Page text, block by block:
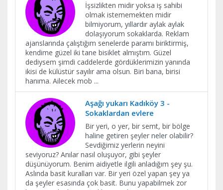
İşsizlikten midir yoksa iş sahibi
olmak istememekten midir
bilmiyorum, yıllardır aylak aylak
dolaşıyorum sokaklarda. Reklam
ajanslarında çalıştığım senelerde paramı biriktirmiş,
kendime güzel iki tane bisiklet almıştım. Güzel
dediysem şimdi caddelerde gördüklerimizin yanında
ikisi de külüstür sayılır ama olsun. Biri bana, birisi
hanıma. Ailecek mob ...
Aşağı yukarı Kadıköy 3 -
Sokaklardan evlere
Bir yeri, o yer, bir semt, bir bölge
haline getiren şeyler neler olabilir?
Sevdiğimiz yerlerin neyini
seviyoruz? Anılar nasıl oluşuyor, gibi şeyler
düşünüyorum. Benim aidiyetle ilgili anladığım şey şu.
Aslında basit kuralları var. Bir yeri özel yapan şey ya
da şeyler esasında çok basit. Bunu yapabilmek zor